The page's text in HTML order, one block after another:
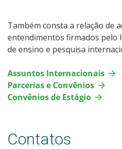
Também consta a relação de
entendimentos firmados pelo
de ensino e pesquisa
Assuntos Internacionais
Parcerias e Convênios
Convênios de Estágio
Contatos